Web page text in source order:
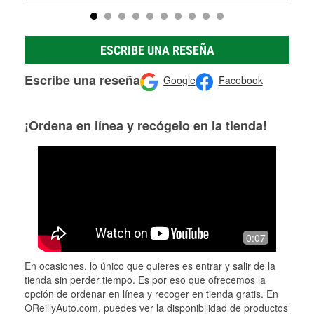
ESCRIBE UNA RESEÑA
Escribe una reseña Google Facebook
¡Ordena en línea y recógelo en la tienda!
0:07
En ocasiones, lo único que quieres es entrar y salir de la
tienda sin perder tiempo. Es por eso que ofrecemos la
opción de ordenar en línea y recoger en tienda gratis. En
OReillyAuto.com, puedes ver la disponibilidad de productos